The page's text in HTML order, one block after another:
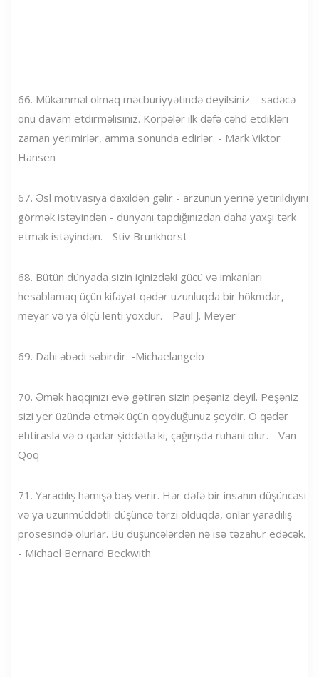
66. Mükəmməl olmaq məcburiyyətində deyilsiniz – sadəcə
onu davam etdirməlisiniz. Körpələr ilk dəfə cəhd etdikləri
zaman yerimirlər, amma sonunda edirlər. - Mark Viktor
Hansen
67. Əsl motivasiya daxildən gəlir - arzunun yerinə yetirildiyini
görmək istəyindən - dünyanı tapdığınızdan daha yaxşı tərk
etmək istəyindən. - Stiv Brunkhorst
68. Bütün dünyada sizin içinizdəki gücü və imkanları
hesablamaq üçün kifayət qədər uzunluqda bir hökmdar,
meyar və ya ölçü lenti yoxdur. - Paul J. Meyer
69. Dahi əbədi səbirdir. -Michaelangelo
70. Əmək haqqınızı evə gətirən sizin peşəniz deyil. Peşəniz
sizi yer üzündə etmək üçün qoyduğunuz şeydir. O qədər
ehtirasla və o qədər şiddətlə ki, çağırışda ruhani olur. - Van
Qoq
71. Yaradılış həmişə baş verir. Hər dəfə bir insanın düşüncəsi
və ya uzunmüddətli düşüncə tərzi olduqda, onlar yaradılış
prosesində olurlar. Bu düşüncələrdən nə isə təzahür edəcək.
- Michael Bernard Beckwith